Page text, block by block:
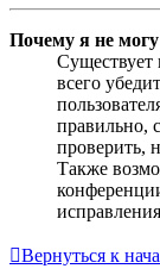
Почему я не
всего
правильно,
проверить,
Также
Вернуться к